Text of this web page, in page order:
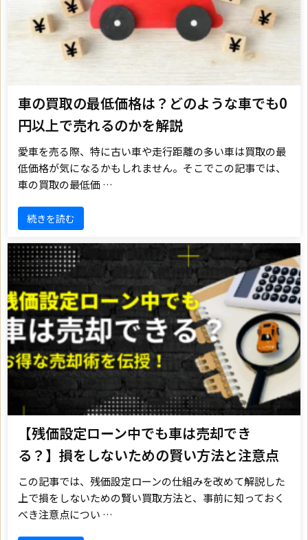
車の買取の最低価格は？どのような車でも0
円以上で売れるのかを解説
愛車を売る際、特に古い車や走行距離の多い車は買取の最
低価格が気になるかもしれません。そこでこの記事では、
車の買取の最低価 …
続きを読む
【残価設定ローン中でも車は売却でき
る？】損をしないための賢い方法と注意点
この記事では、残価設定ローンの仕組みを改めて解説した
上で損をしないための賢い買取方法と、事前に知っておく
べき注意点につい …